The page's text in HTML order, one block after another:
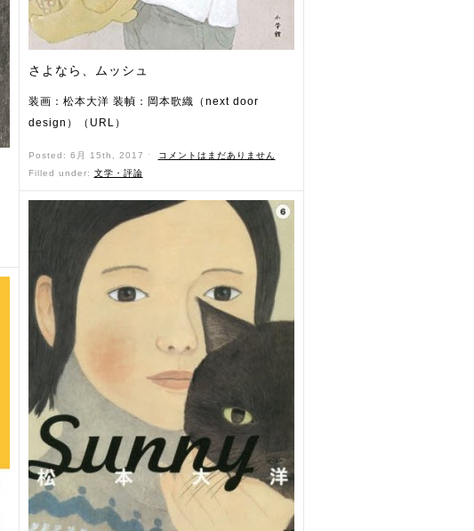
さよなら、ムッシュ
装画：松本大洋 装幀：岡本歌織（next door
design）（URL）
Posted: 6月 15th, 2017 ˑ
コメントはまだありません
Filled under: 文学・評論